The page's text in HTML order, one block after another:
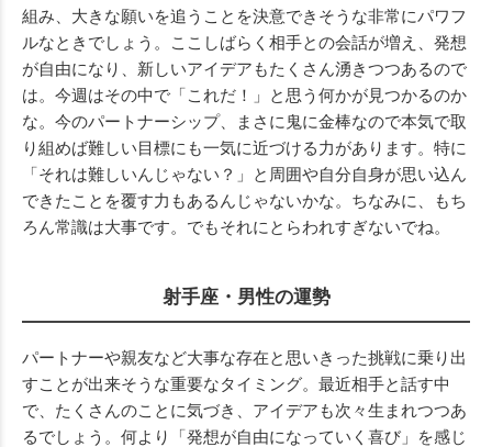
組み、大きな願いを追うことを決意できそうな非常にパワフ
ルなときでしょう。ここしばらく相手との会話が増え、発想
が自由になり、新しいアイデアもたくさん湧きつつあるので
は。今週はその中で「これだ！」と思う何かが見つかるのか
な。今のパートナーシップ、まさに鬼に金棒なので本気で取
り組めば難しい目標にも一気に近づける力があります。特に
「それは難しいんじゃない？」と周囲や自分自身が思い込ん
できたことを覆す力もあるんじゃないかな。ちなみに、もち
ろん常識は大事です。でもそれにとらわれすぎないでね。
射手座・男性の運勢
パートナーや親友など大事な存在と思いきった挑戦に乗り出
すことが出来そうな重要なタイミング。最近相手と話す中
で、たくさんのことに気づき、アイデアも次々生まれつつあ
るでしょう。何より「発想が自由になっていく喜び」を感じ